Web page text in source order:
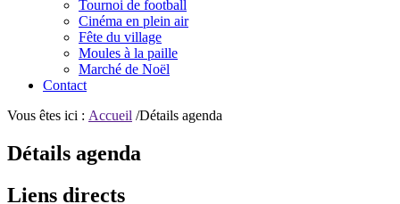
Tournoi de football
Cinéma en plein air
Fête du village
Moules à la paille
Marché de Noël
Contact
Vous êtes ici : Accueil /Détails agenda
Détails agenda
Liens directs